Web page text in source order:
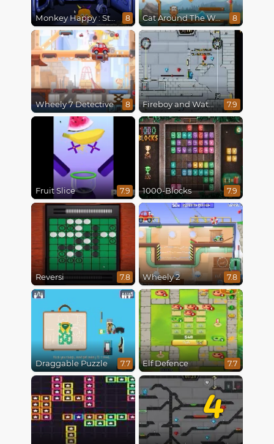
Monkey Happy : Stage 0112 8 Cat Around The World 8
Wheely 7 Detective 8 Fireboy and Watergirl in The Ice Temple 7.9
Fruit Slice 7.9 1000-Blocks 7.9
Reversi 7.8 Wheely 2 7.8
Draggable Puzzle 7.7 Elf Defence 7.7
4